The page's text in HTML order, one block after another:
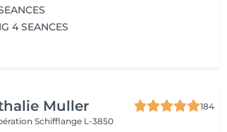
4 SEANCES
Muller
184
Schifflange L-3850